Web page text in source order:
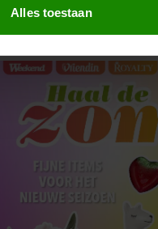
te bieden en om ons
partners voor social
die u aan ze heeft
met onze cookies als u
Alles toestaan